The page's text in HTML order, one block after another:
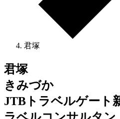
君塚
君塚
きみづか
JTBトラベルゲート